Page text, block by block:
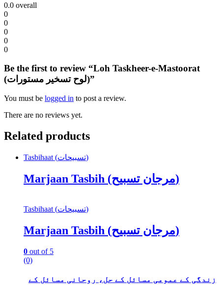
0.0 overall
0
0
0
0
0
Be the first to review “Loh Taskheer-e-Mastoorat
(لوح تسخیر مستورات)”
You must be logged in to post a review.
There are no reviews yet.
Related products
Tasbihaat (تسبیحات)
Marjaan Tasbih (مرجان تسبیح)
Tasbihaat (تسبیحات)
Marjaan Tasbih (مرجان تسبیح)
0 out of 5
(0)
زندگی کے عمومی مسائل کے حل، روحانی مسائل کے